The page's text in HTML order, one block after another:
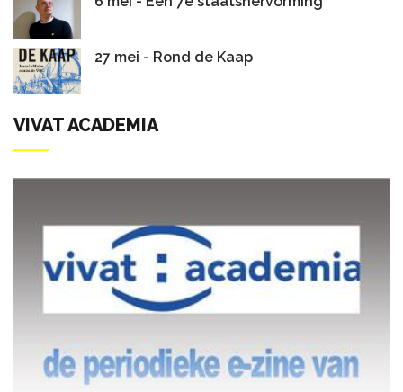
27 mei - Rond de Kaap
VIVAT ACADEMIA